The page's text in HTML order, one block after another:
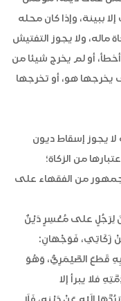
ببينة، وإذا كان محله
ولا يجوز التفتيش
أو لم يخرج شيئا من
يخرجها هو، أو تخرجها
يجوز إسقاط ديون
من الزكاة؛
من الفقهاء على
لِرَجُلٍ على مُعْسِرٍ دَيْنٌ
زَكَاتِي، فَوَجْهَانِ:
قَطَعَ الصَّيْمَرِيُّ، وَهُوَ
فلا يبرأ إلا